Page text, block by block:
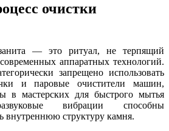
очистки
— это ритуал, не терпящий
аппаратных технологий.
запрещено использовать
и паровые очистители машин,
в мастерских для быстрого мытья
вибрации способны
внутреннюю структуру камня.